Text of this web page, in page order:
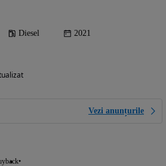
Diesel 2021
Vezi anunțurile